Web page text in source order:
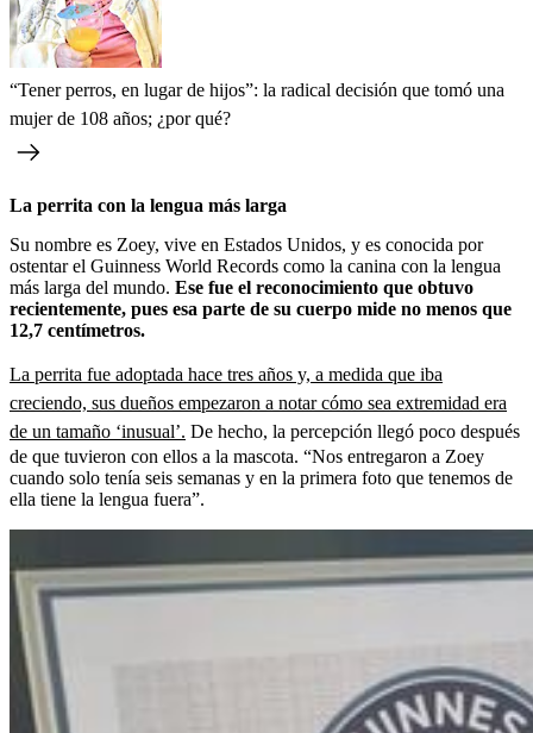
“Tener perros, en lugar de hijos”: la radical decisión que tomó una
mujer de 108 años; ¿por qué?
La perrita con la lengua más larga
Su nombre es Zoey, vive en Estados Unidos, y es conocida por
ostentar el Guinness World Records como la canina con la lengua
más larga del mundo. Ese fue el reconocimiento que obtuvo
recientemente, pues esa parte de su cuerpo mide no menos que
12,7 centímetros.
La perrita fue adoptada hace tres años y, a medida que iba
creciendo, sus dueños empezaron a notar cómo sea extremidad era
de un tamaño ‘inusual’. De hecho, la percepción llegó poco después
de que tuvieron con ellos a la mascota. “Nos entregaron a Zoey
cuando solo tenía seis semanas y en la primera foto que tenemos de
ella tiene la lengua fuera”.